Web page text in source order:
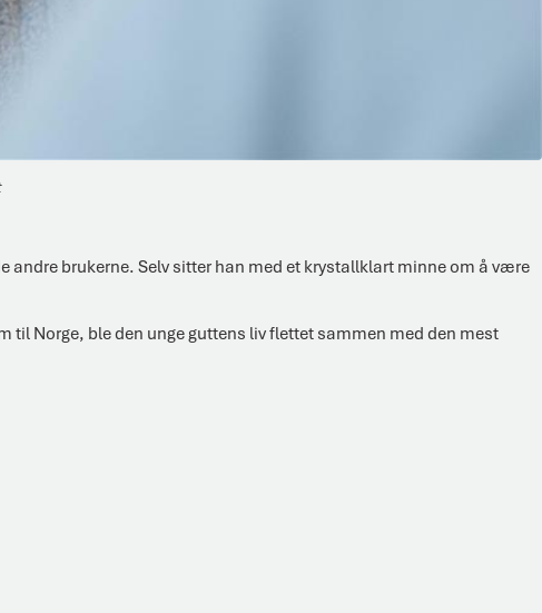
andre brukerne. Selv sitter han med et krystallklart minne om å være
til Norge, ble den unge guttens liv flettet sammen med den mest